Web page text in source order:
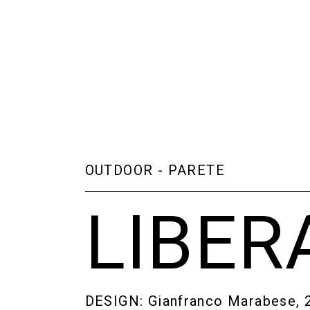
OUTDOOR - PARETE
DESIGN: Gianfranco Marabese,